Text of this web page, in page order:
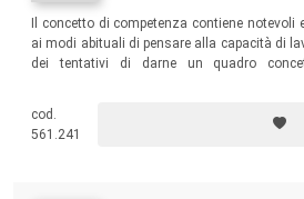
Il concetto di competenza contiene notevoli
ai modi abituali di pensare alla capacità di
dei tentativi di darne un quadro
approssimativo. Questo testo propone una
corretto e la capacità di dare senso e valore
la comprensione dei contesti operativi concreti.
cod.
561.241